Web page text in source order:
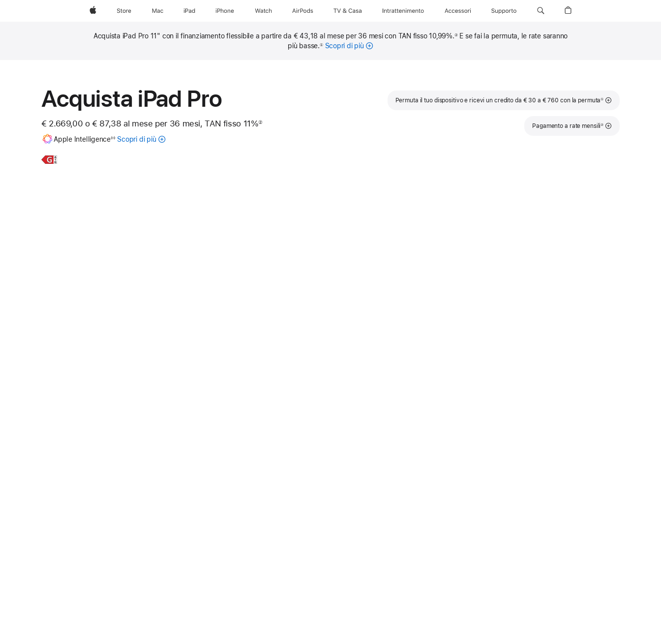
AppleStore Mac iPad iPhone Watch AirPods TV & Casa Intrattenimento Accessori Supporto
Acquista iPad Pro 11" con il finanziamento flessibile a partire da € 43,18 al mese per 36 mesi con TAN fisso 10,99%.②E se fai la permuta, le rate saranno
più basse.① Scopri di più sulle
Acquista iPad Pro
€ 2.669,00 o € 87,38 al mese per 36 mesi, TAN fisso 11%②
Apple Intelligence◊◊ Scopri di più Informazioni
Scopri
Permuta il tuo dispositivo e ricevi un credito da € 30 a € 760 con la permuta
Nota
①
Pagamento a rate mensili
Nota
②